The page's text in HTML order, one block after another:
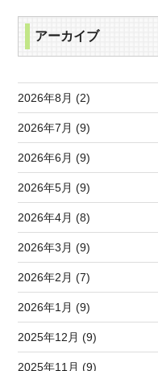
アーカイブ
2026年8月 (2)
2026年7月 (9)
2026年6月 (9)
2026年5月 (9)
2026年4月 (8)
2026年3月 (9)
2026年2月 (7)
2026年1月 (9)
2025年12月 (9)
2025年11月 (9)